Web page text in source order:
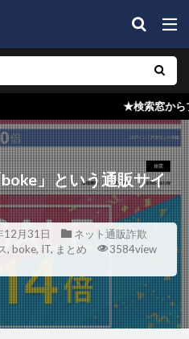
★検索窓からブログ内検索を！どの記
」という通販サイ
12月31日
ネット通販詐欺
, boke, IT, まとめ
3584view